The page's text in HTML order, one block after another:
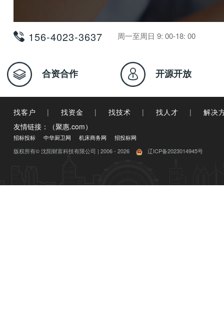
156-4023-3637 周一至周日 9: 00-18: 00
合资合作 开源开放
找客户 | 找资金 | 找技术 | 找人才 |
解决
友情链接：（聚惠.com）
招标投标 中华厨卫网 机床商务网
招投标网
版权所有© 沈阳财富科技有限公司 | 2006 - 2026
辽ICP备2023014945号